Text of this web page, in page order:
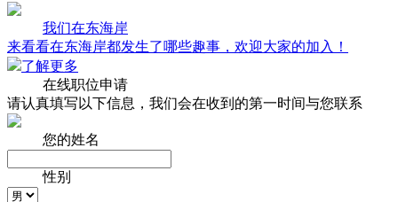
我们在东海岸
来看看在东海岸都发生了哪些趣事，欢迎大家的加入！
了解更多
在线职位申请
请认真填写以下信息，我们会在收到的第一时间与您联系
您的姓名
性别